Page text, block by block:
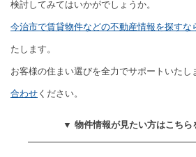
検討してみてはいかがでしょうか。
今治市で賃貸物件などの不動産情報を探すな
たします。
お客様の住まい選びを全力でサポートいたし
合わせ ください。
▼ 物件情報が見たい方はこちら